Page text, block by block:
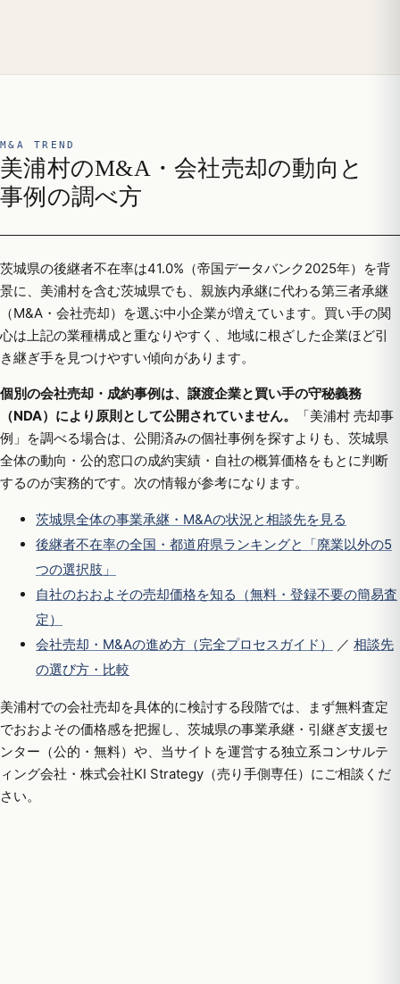
M&A TREND
美浦村のM&A・会社売却の動向と
事例の調べ方
茨城県の後継者不在率は41.0%（帝国データバンク2025年）を背
景に、美浦村を含む茨城県でも、親族内承継に代わる第三者承継
（M&A・会社売却）を選ぶ中小企業が増えています。買い手の関
心は上記の業種構成と重なりやすく、地域に根ざした企業ほど引
き継ぎ手を見つけやすい傾向があります。
個別の会社売却・成約事例は、譲渡企業と買い手の守秘義務
（NDA）により原則として公開されていません。
「美浦村 売却事
例」を調べる場合は、公開済みの個社事例を探すよりも、茨城県
全体の動向・公的窓口の成約実績・自社の概算価格をもとに判断
するのが実務的です。次の情報が参考になります。
茨城県全体の事業承継・M&Aの状況と相談先を見る
後継者不在率の全国・都道府県ランキングと「廃業以外の5
つの選択肢」
自社のおおよその売却価格を知る（無料・登録不要の簡易査
定）
会社売却・M&Aの進め方（完全プロセスガイド）
／ 相談先
の選び方・比較
美浦村での会社売却を具体的に検討する段階では、まず無料査定
でおおよその価格感を把握し、茨城県の事業承継・引継ぎ支援セ
ンター（公的・無料）や、当サイトを運営する独立系コンサルテ
ィング会社・株式会社KI Strategy（売り手側専任）にご相談くだ
さい。